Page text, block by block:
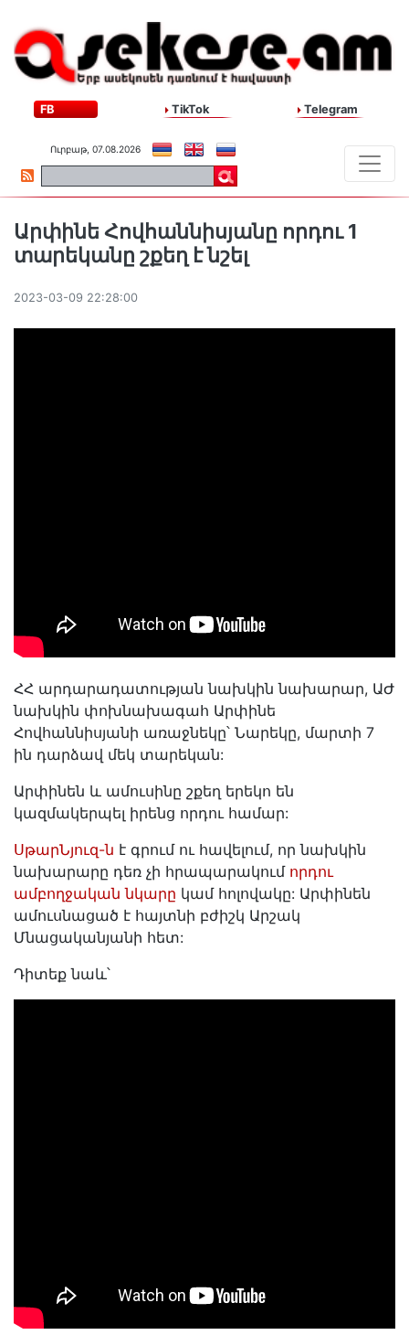
FB TikTok Telegram
Ուրբաթ, 07.08.2026
Արփինե Հովհաննիսյանը որդու 1
տարեկանը շքեղ է նշել
2023-03-09 22:28:00
ՀՀ արդարադատության նախկին նախարար, ԱԺ
նախկին փոխնախագահ Արփինե
Հովհաննիսյանի առաջնեկը՝ Նարեկը, մարտի 7
ին դարձավ մեկ տարեկան:
Արփինեն և ամուսինը շքեղ երեկո են
կազմակերպել իրենց որդու համար:
ՍթարՆյուզ-ն է գրում ու հավելում, որ նախկին
նախարարը դեռ չի հրապարակում որդու
ամբողջական նկարը կամ հոլովակը: Արփինեն
ամուսնացած է հայտնի բժիշկ Արշակ
Մնացականյանի հետ:
Դիտեք նաև՝